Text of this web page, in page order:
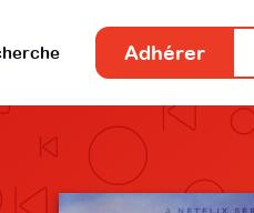
Adhérer